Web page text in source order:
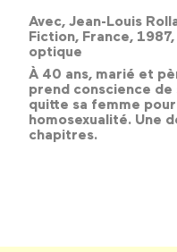
Avec, Jean-Louis
Fiction, France,
optique
À 40 ans, marié et
prend conscience de
quitte sa femme
homosexualité. Une
chapitres.